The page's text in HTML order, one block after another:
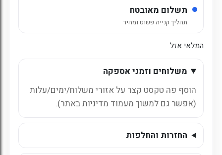
תשלום מאובטח
תהליך קנייה פשוט ומהיר
המלאי אזל
משלוחים וזמני אספקה
הוסף פה טקסט קצר על אזורי משלוח/ימים/עלות
(אפשר גם למשוך מעמוד מדיניות באתר).
החזרות והחלפות